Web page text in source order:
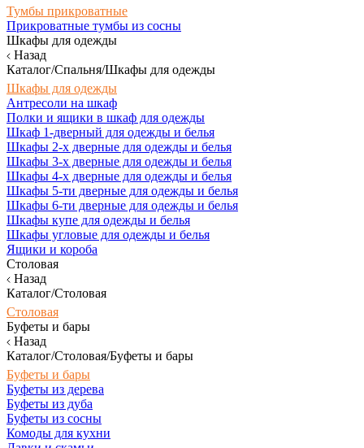
Тумбы прикроватные
Прикроватные тумбы из сосны
Шкафы для одежды
Назад
Каталог/Спальня/Шкафы для одежды
Шкафы для одежды
Антресоли на шкаф
Полки и ящики в шкаф для одежды
Шкаф 1-дверный для одежды и белья
Шкафы 2-х дверные для одежды и белья
Шкафы 3-х дверные для одежды и белья
Шкафы 4-х дверные для одежды и белья
Шкафы 5-ти дверные для одежды и белья
Шкафы 6-ти дверные для одежды и белья
Шкафы купе для одежды и белья
Шкафы угловые для одежды и белья
Ящики и короба
Столовая
Назад
Каталог/Столовая
Столовая
Буфеты и бары
Назад
Каталог/Столовая/Буфеты и бары
Буфеты и бары
Буфеты из дерева
Буфеты из дуба
Буфеты из сосны
Комоды для кухни